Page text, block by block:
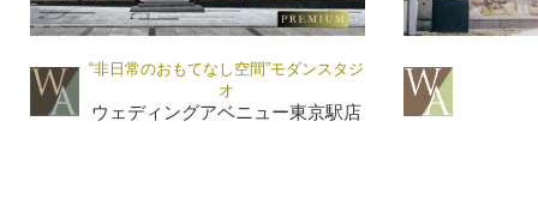
“非日常のおもてなし空間”モダンスタジ
オ
ウェディングアベニュー東京駅店